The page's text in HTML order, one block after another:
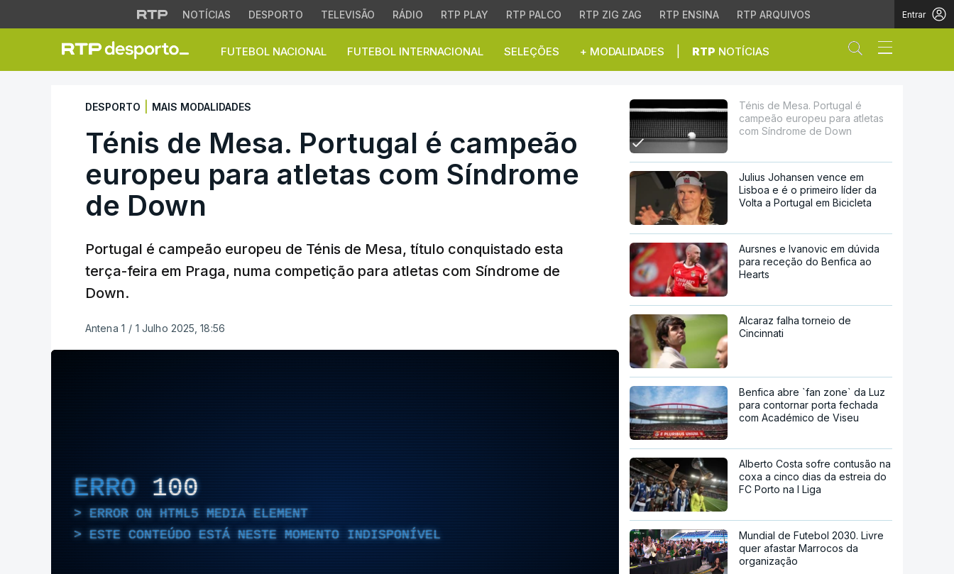
NOTÍCIAS DESPORTO TELEVISÃO RÁDIO RTP PLAY RTP PALCO RTP ZIG ZAG RTP ENSINA RTP ARQUIVOS Entrar
FUTEBOL NACIONAL FUTEBOL INTERNACIONAL SELEÇÕES + MODALIDADES RTP NOTÍCIAS Abrir campo
Ténis de Mesa. Portugal é campeão europeu para atletas com
DESPORTO MAIS MODALIDADES
Ténis de Mesa. Portugal é campeão
europeu para atletas com Síndrome
de Down
Portugal é campeão europeu de Ténis de Mesa, título conquistado esta
terça-feira em Praga, numa competição para atletas com Síndrome de
Down.
Antena 1 / 1 Julho 2025, 18:56
ERRO 100
ERROR ON HTML5 MEDIA ELEMENT
ESTE CONTEÚDO ESTÁ NESTE MOMENTO INDISPONÍVEL
Ténis de Mesa. Portugal é
campeão europeu para atletas
com Síndrome de Down
Julius Johansen vence em
Lisboa e é o primeiro líder da
Volta a Portugal em Bicicleta
Aursnes e Ivanovic em dúvida
para receção do Benfica ao
Hearts
Alcaraz falha torneio de
Cincinnati
Benfica abre `fan zone` da Luz
para contornar porta fechada
com Académico de Viseu
Alberto Costa sofre contusão na
coxa a cinco dias da estreia do
FC Porto na I Liga
Mundial de Futebol 2030. Livre
quer afastar Marrocos da
organização